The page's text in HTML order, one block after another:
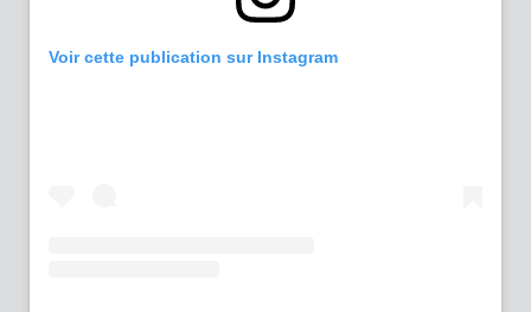
Voir cette publication sur Instagram